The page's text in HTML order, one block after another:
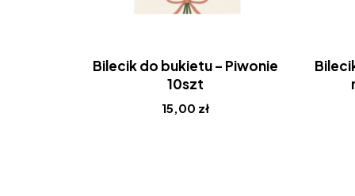
Bilecik do bukietu – Piwonie
10szt
15,00 zł